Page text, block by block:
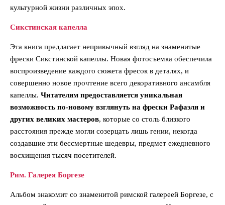
культурной жизни различных эпох.
Сикстинская капелла
Эта книга предлагает непривычный взгляд на знаменитые
фрески Сикстинской капеллы. Новая фотосъемка обеспечила
воспроизведение каждого сюжета фресок в деталях, и
совершенно новое прочтение всего декоративного ансамбля
капеллы. Читателям предоставляется уникальная
возможность по-новому взглянуть на фрески Рафаэля и
других великих мастеров, которые со столь близкого
расстояния прежде могли созерцать лишь гении, некогда
создавшие эти бессмертные шедевры, предмет ежедневного
восхищения тысяч посетителей.
Рим. Галерея Боргезе
Альбом знакомит со знаменитой римской галереей Боргезе, с